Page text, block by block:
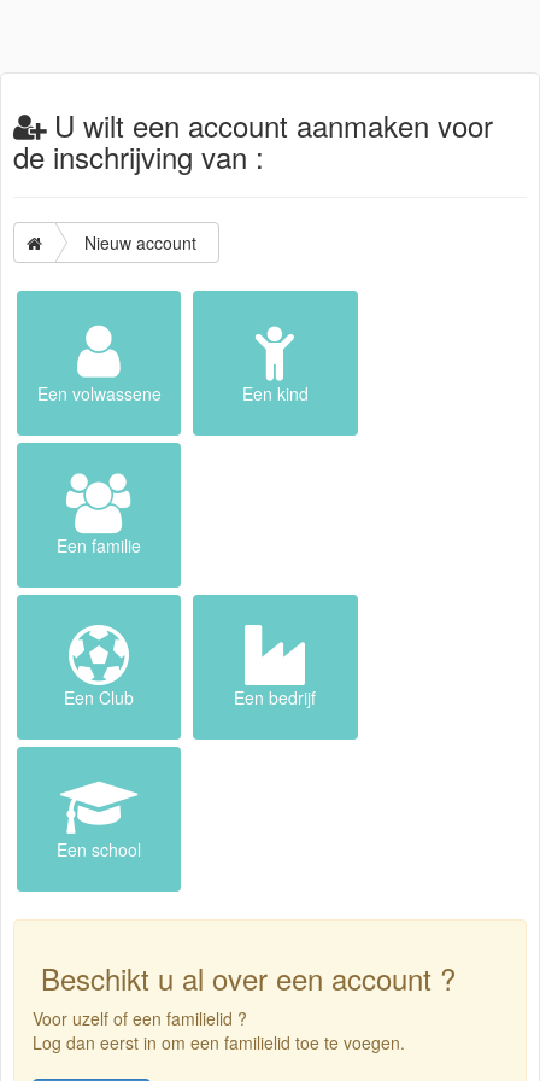
U wilt een account aanmaken voor
de inschrijving van :
Nieuw account
Een volwassene Een kind
Een familie
Een Club Een bedrijf
Een school
Beschikt u al over een account ?
Voor uzelf of een familielid ?
Log dan eerst in om een familielid toe te voegen.